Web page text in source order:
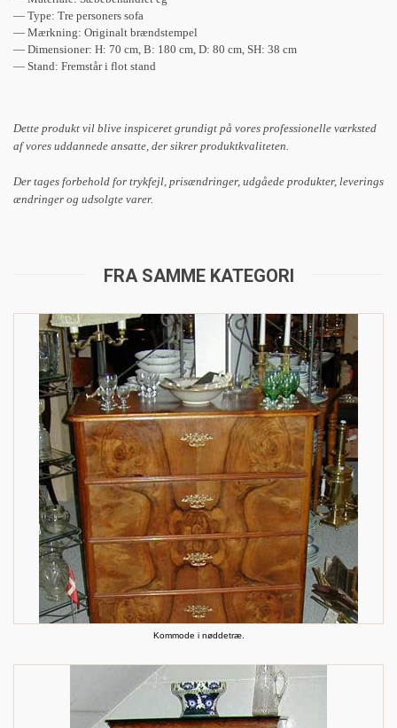
— Type: Tre personers sofa
— Mærkning: Originalt brændstempel
— Dimensioner: H: 70 cm, B: 180 cm, D: 80 cm, SH: 38 cm
— Stand: Fremstår i flot stand
Dette produkt vil blive inspiceret grundigt på vores professionelle værksted
af vores uddannede ansatte, der sikrer produktkvaliteten.
Der tages forbehold for trykfejl, prisændringer, udgåede produkter, leverings
ændringer og udsolgte varer.
FRA SAMME KATEGORI
Kommode i nøddetræ.